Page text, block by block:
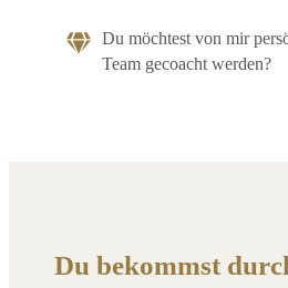
Du möchtest von mir
Team gecoacht werden?
Du bekommst